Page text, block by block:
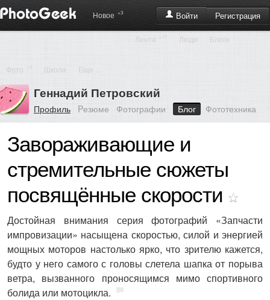
Войти Регистрация
Новое +3
Лента +17 Люди Блоги
Фото Школа Еще ...
Геннадий Петровский
Профиль Pезюме Фотографии Блог Фототехника
Завораживающие и
стремительные сюжеты
посвящённые скорости
Достойная внимания серия фотографий «Запчасти
импровизации» насыщена скоростью, силой и энергией
мощных моторов настолько ярко, что зрителю кажется,
будто у него самого с головы слетела шапка от порыва
ветра, вызванного проносящимся мимо спортивного
болида или мотоцикла.